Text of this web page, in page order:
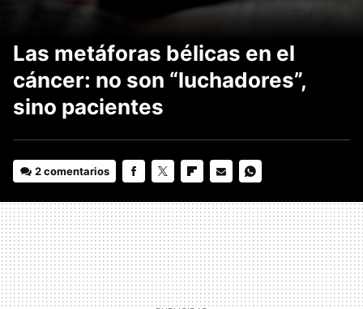
Las metáforas bélicas en el
cáncer: no son “luchadores”,
sino pacientes
2 comentarios
MAIL